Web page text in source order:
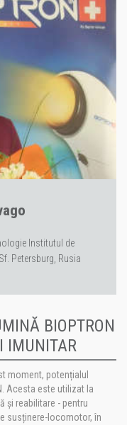
Institutul de
Petersburg, Rusia
BIOPTRON
IMUNITAR
moment, potențialul
Acesta este utilizat la
și reabilitare - pentru
susținere-locomotor, în